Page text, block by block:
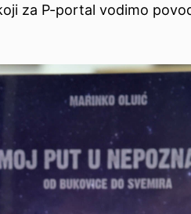
za P-portal vodimo